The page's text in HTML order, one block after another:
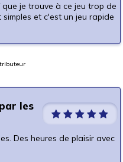
je trouve à ce jeu trop de
et c'est un jeu rapide
les
Des heures de plaisir avec